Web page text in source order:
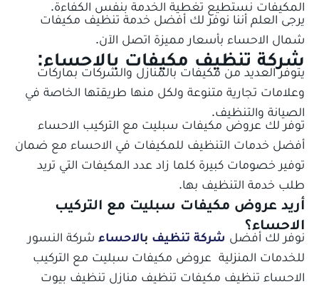
المكيفات نستطيع تغطية الخدمة بنفس الكفاءة.
يرجى العلم أننا نوفر لك أفضل خدمة تنظيف مكيفات
شمال الاحساء بأسعار مميزة اتصل الآن.
شركة تنظيف مكيفات بالاحساء:
يتوفر العديد من مكيفات بالمنازل والشركات بماركات
وعلامات تجارية متنوعة ولكل منها طريقتها الخاصة في
الصيانة والتنظيف.
توفر لك عروض مكيفات سبليت مع التركيب الاحساء
أفضل خدمات التنظيف للمكيفات في الاحساء مع ضمان
توفير خصومات كبيرة كلما زاد عدد المكيفات التي تريد
طلب خدمة التنظيف بها.
أريد عروض مكيفات سبليت مع التركيب
الاحساء؟
نوفر لك أفضل شركة تنظيف بالاحساء شركة النسور
للخدمات المنزلية عروض مكيفات سبليت مع التركيب
الاحساء تنظيف مكيفات تنظيف منازل تنظيف بيوت
جميع الخدمات